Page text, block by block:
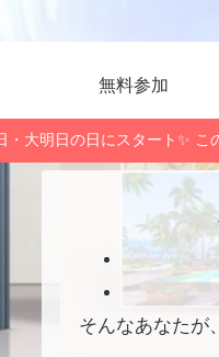
無料参加
・大明日の日にスタート✨
そんなあなたが